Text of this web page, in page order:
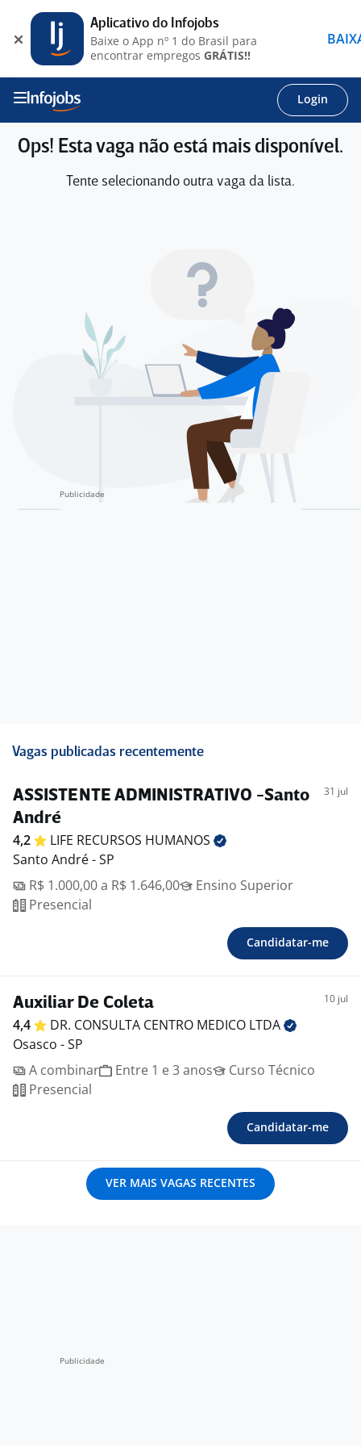
Login
Ops! Esta vaga não está mais disponível.
Tente selecionando outra vaga da lista.
Vagas publicadas recentemente
ASSISTENTE ADMINISTRATIVO -Santo
André
31 jul
4,2 LIFE RECURSOS HUMANOS
Santo André - SP
R$ 1.000,00 a R$ 1.646,00
Ensino Superior
Presencial
Candidatar-me
Auxiliar De Coleta 10 jul
4,4 DR. CONSULTA CENTRO MEDICO LTDA
Osasco - SP
A combinar
Entre 1 e 3 anos
Curso Técnico
Presencial
Candidatar-me
VER MAIS VAGAS RECENTES
Aplicativo do Infojobs
Baixe o App nº 1 do Brasil para
encontrar empregos GRÁTIS!!